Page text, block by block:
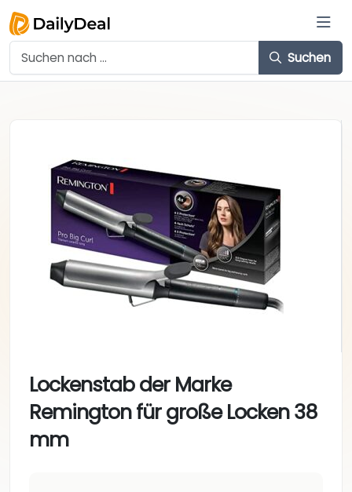
Suchen
Lockenstab der Marke
Remington für große Locken 38
mm